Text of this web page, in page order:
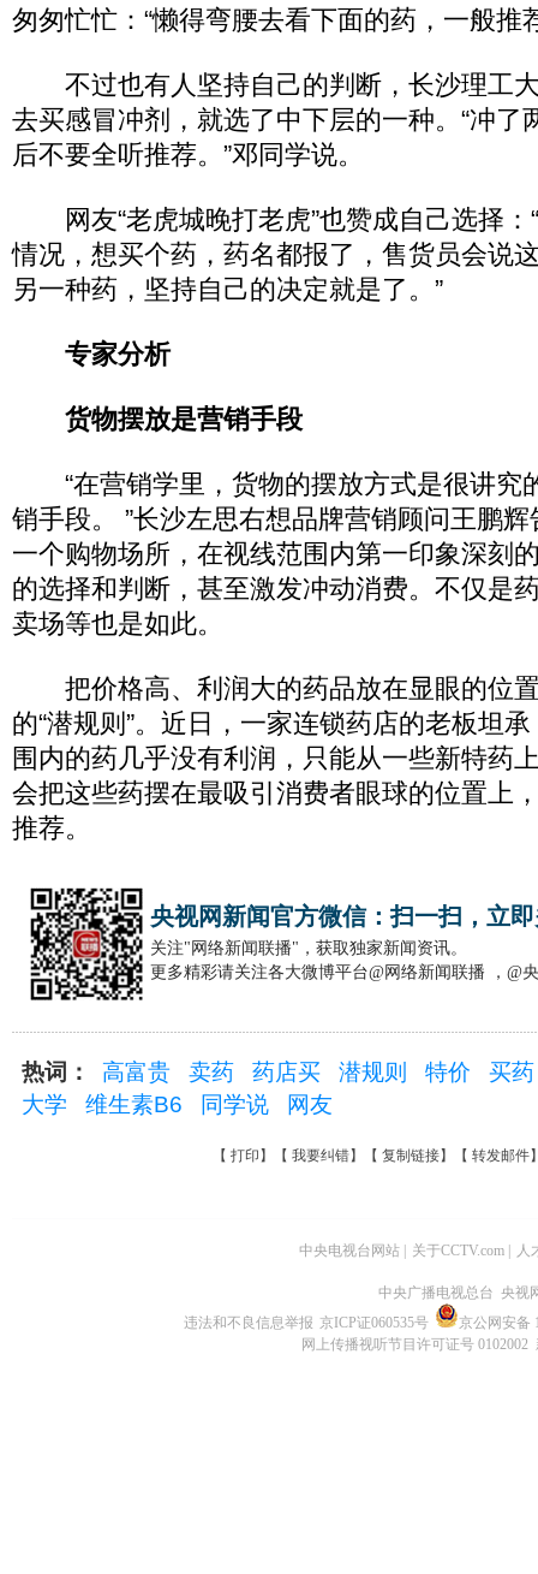
匆匆忙忙：“懒得弯腰去看下面的药，一般推
不过也有人坚持自己的判断，长沙理工
去买感冒冲剂，就选了中下层的一种。“冲了
后不要全听推荐。”邓同学说。
网友“老虎城晚打老虎”也赞成自己选择：
情况，想买个药，药名都报了，售货员会说
另一种药，坚持自己的决定就是了。”
专家分析
货物摆放是营销手段
“在营销学里，货物的摆放方式是很讲究
销手段。 ”长沙左思右想品牌营销顾问王鹏
一个购物场所，在视线范围内第一印象深刻
的选择和判断，甚至激发冲动消费。不仅是
卖场等也是如此。
把价格高、利润大的药品放在显眼的位
的“潜规则”。近日，一家连锁药店的老板坦
围内的药几乎没有利润，只能从一些新特药
会把这些药摆在最吸引消费者眼球的位置上
推荐。
央视网新闻官方微信：扫一扫，立
关注"网络新闻联播"，获取独家新闻资讯。
更多精彩请关注各大微博平台@网络新闻联播 ，@
热词： 高富贵 卖药 药店买 潜规则 特价
买
大学
维生素B6 同学说 网友
【 打印 】【 我要纠错】【 复制链接】【 转发邮件
中央电视台网站 关于CCTV.com 人
中央广播电视总台 央视
违法和不良信息举报 京ICP证060535号
京公网安备
网上传播视听节目许可证号 0102002